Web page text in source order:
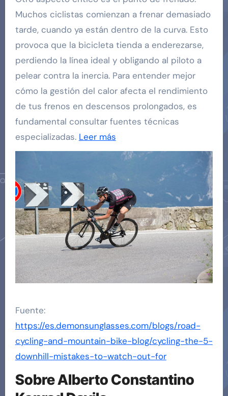
Muchos ciclistas comienzan a frenar demasiado
tarde, cuando ya están dentro de la curva. Esto
provoca que la bicicleta tienda a enderezarse,
perdiendo la línea ideal y obligando al piloto a
pelear contra la inercia. Para entender mejor
cómo la gestión del calor afecta el rendimiento
de tus frenos en descensos prolongados, es
fundamental consultar fuentes técnicas
especializadas. Leer más
Fuente:
https://es.demonsunglasses.com/blogs/road-
cycling-and-mountain-bike-blog/cycling-the-5-
downhill-mistakes-to-watch-out-for
Sobre Alberto Constantino